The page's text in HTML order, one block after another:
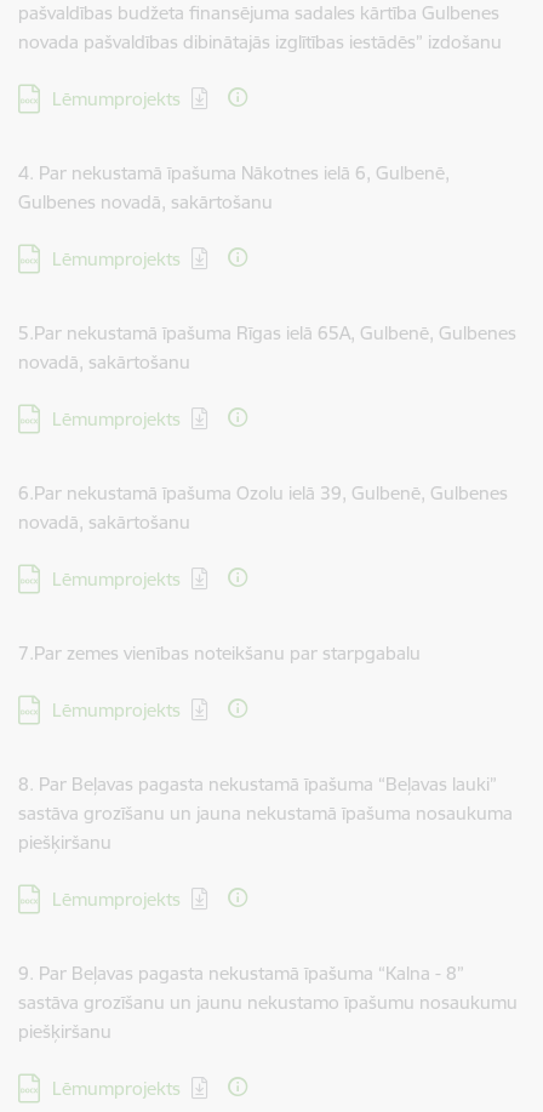
pašvaldības budžeta finansējuma sadales kārtība Gulbenes
novada pašvaldības dibinātajās izglītības iestādēs” izdošanu
Lejupielādēt:
Lēmumprojekts
4. Par nekustamā īpašuma Nākotnes ielā 6, Gulbenē,
Gulbenes novadā, sakārtošanu
Lejupielādēt:
Lēmumprojekts
5.Par nekustamā īpašuma Rīgas ielā 65A, Gulbenē, Gulbenes
novadā, sakārtošanu
Lejupielādēt:
Lēmumprojekts
6.Par nekustamā īpašuma Ozolu ielā 39, Gulbenē, Gulbenes
novadā, sakārtošanu
Lejupielādēt:
Lēmumprojekts
7.Par zemes vienības noteikšanu par starpgabalu
Lejupielādēt:
Lēmumprojekts
8. Par Beļavas pagasta nekustamā īpašuma “Beļavas lauki”
sastāva grozīšanu un jauna nekustamā īpašuma nosaukuma
piešķiršanu
Lejupielādēt:
Lēmumprojekts
9. Par Beļavas pagasta nekustamā īpašuma “Kalna - 8”
sastāva grozīšanu un jaunu nekustamo īpašumu nosaukumu
piešķiršanu
Lejupielādēt:
Lēmumprojekts